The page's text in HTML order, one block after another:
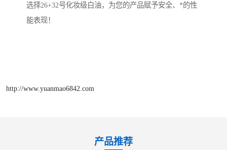
选择26+32号化妆级白油，为您的产品赋予安全、*的性
能表现！
http://www.yuanmao6842.com
产品推荐